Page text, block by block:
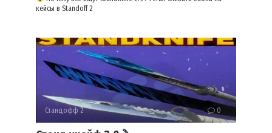
кейсы в Standoff 2
Стандофф 2 0